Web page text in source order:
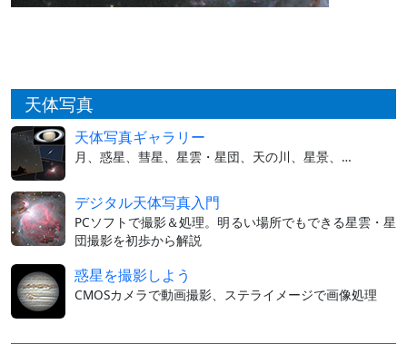
天体写真
天体写真ギャラリー
月、惑星、彗星、星雲・星団、天の川、星景、…
デジタル天体写真入門
PCソフトで撮影＆処理。明るい場所でもできる星雲・星
団撮影を初歩から解説
惑星を撮影しよう
CMOSカメラで動画撮影、ステライメージで画像処理